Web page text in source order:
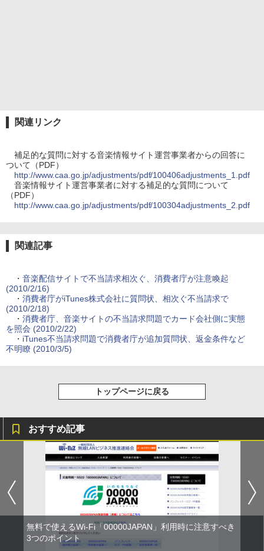
関連リンク
補足的な質問に対する音楽情報サイト運営事業者からの回答に
ついて（PDF）
http://www.caa.go.jp/adjustments/pdf/100406adjustments_1.pdf
音楽情報サイト運営事業者に対する補足的な質問について
（PDF）
http://www.caa.go.jp/adjustments/pdf/100304adjustments_2.pdf
関連記事
・ 音楽配信サイトで不当請求相次ぐ、消費者庁が注意喚起
(2010/2/16)
・ 消費者庁がiTunes株式会社に質問状、相次ぐ不当請求で
(2010/2/18)
・ 消費者庁、音楽サイトの不当請求問題でカード会社側に実態
を照会 (2010/2/22)
・ iTunes不当請求問題で消費者庁が追加質問状、返金条件など
不明瞭 (2010/3/5)
トップページに戻る
おすすめ記事
無料で使えるWi-Fi「00000JAPAN」利用時に注意すべき
3つのポイント